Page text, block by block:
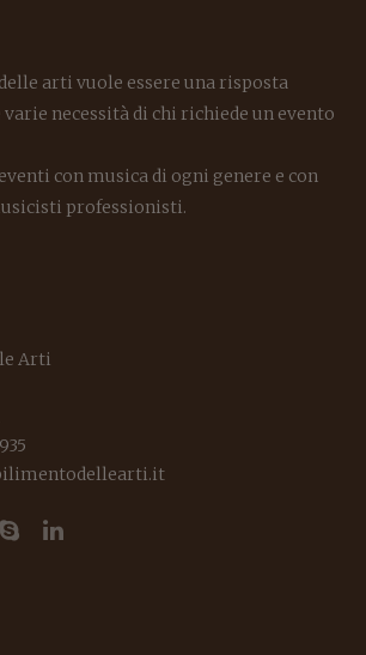
arti vuole essere una risposta
necessità di chi richiede un evento
con musica di ogni genere e con
professionisti.
Arti